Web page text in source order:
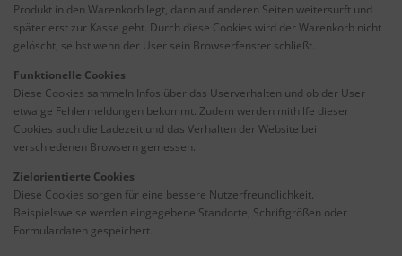
Produkt in den Warenkorb legt, dann auf anderen Seiten weitersurft und
später erst zur Kasse geht. Durch diese Cookies wird der Warenkorb nicht
gelöscht, selbst wenn der User sein Browserfenster schließt.
Funktionelle Cookies
Diese Cookies sammeln Infos über das Userverhalten und ob der User
etwaige Fehlermeldungen bekommt. Zudem werden mithilfe dieser
Cookies auch die Ladezeit und das Verhalten der Website bei
verschiedenen Browsern gemessen.
Zielorientierte Cookies
Diese Cookies sorgen für eine bessere Nutzerfreundlichkeit.
Beispielsweise werden eingegebene Standorte, Schriftgrößen oder
Formulardaten gespeichert.